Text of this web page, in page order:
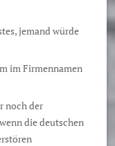
jemand würde
im Firmennamen
noch der
die deutschen